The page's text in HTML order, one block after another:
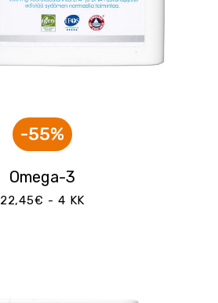
-55%
Omega-3
22,45€ - 4 KK